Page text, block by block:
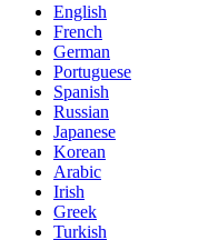
English
French
German
Portuguese
Spanish
Russian
Japanese
Korean
Arabic
Irish
Greek
Turkish